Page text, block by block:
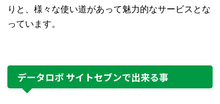
りと、様々な使い道があって魅力的なサービスとな
っています。
データロボ サイトセブンで出来る事